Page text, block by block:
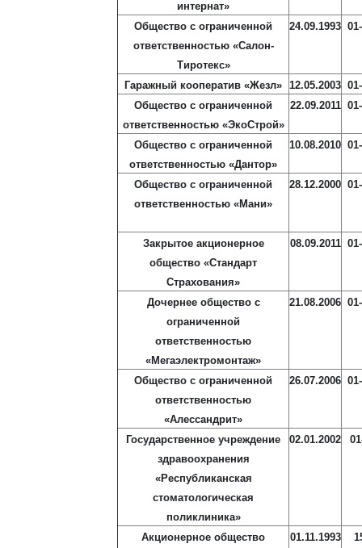
интернат»
Общество с ограниченной
ответственностью «Салон-
Тиротекс»
24.09.1993
Гаражный кооператив «Жезл» 12.05.2003
Общество с ограниченной
ответственностью «ЭкоСтрой»
22.09.2011
Общество с ограниченной
ответственностью «Дантор»
10.08.2010
Общество с ограниченной
ответственностью «Мани»
28.12.2000
Закрытое акционерное
общество «Стандарт
Страхования»
08.09.2011
Дочернее общество с
ограниченной
ответственностью
«Мегаэлектромонтаж»
21.08.2006
Общество с ограниченной
ответственностью
«Алессандрит»
26.07.2006
Государственное учреждение
здравоохранения
«Республиканская
стоматологическая
поликлиника»
02.01.2002
Акционерное общество
01.11.1993